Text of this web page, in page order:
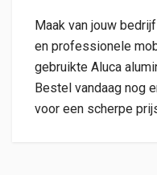
Maak van jouw
en professionele
gebruikte Aluca
Bestel vandaag nog
voor een scherpe